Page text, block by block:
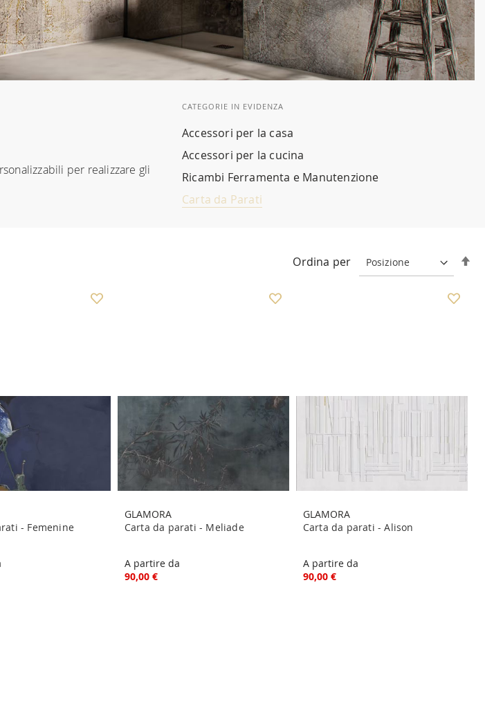
per realizzare gli
CATEGORIE IN EVIDENZA
Accessori per la casa
Accessori per la cucina
Ricambi Ferramenta e Manutenzione
Carta da Parati
Ordina per
- Femenine
GLAMORA
Carta da parati - Meliade
A partire da
90,00 €
GLAMORA
Carta da parati - Alison
A partire da
90,00 €